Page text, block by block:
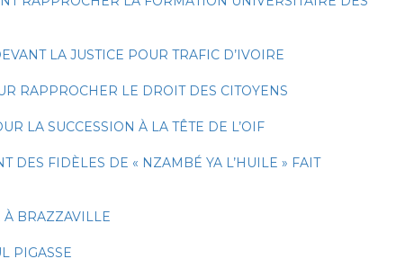
LA JUSTICE POUR TRAFIC D’IVOIRE
RAPPROCHER LE DROIT DES CITOYENS
LA SUCCESSION À LA TÊTE DE L’OIF
DES FIDÈLES DE « NZAMBÉ YA L’HUILE » FAIT
À BRAZZAVILLE
PIGASSE